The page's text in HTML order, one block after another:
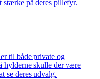
stærke på deres pillefyr.
til både private og
hylderne skulle der være
se deres udvalg.